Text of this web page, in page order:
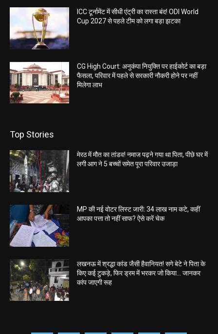
ICC टूर्नामेंट में सीधी एंट्री का रास्ता बंद! ODI World
Cup 2027 से पहले टीम को लगा बड़ा झटका
CG High Court: अनुकंपा नियुक्ति पर हाईकोर्ट का बड़ा
फैसला, परिवार में पहले से सरकारी नौकरी होने पर नहीं
मिलेगा लाभ
Top Stories
मेरठ में मौत का तांडव! नमाज पढ़ने गया था पिता, पीछे घर में
लगी आग ने 5 बच्चों समेत पूरा परिवार उजाड़ा
MP की नई वोटर लिस्ट जारी: 34 लाख नाम कटे, कहीं
आपका पत्ता तो नहीं साफ? ऐसे करें चेक
लखनऊ में श्रद्धा कांड जैसी हैवानियत! सगे बेटे ने पिता के
किए कई टुकड़े, फिर ड्रम में भरकर जो किया… जानकर
कांप जाएगी रूह